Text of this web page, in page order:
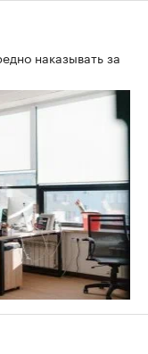
наказывать за